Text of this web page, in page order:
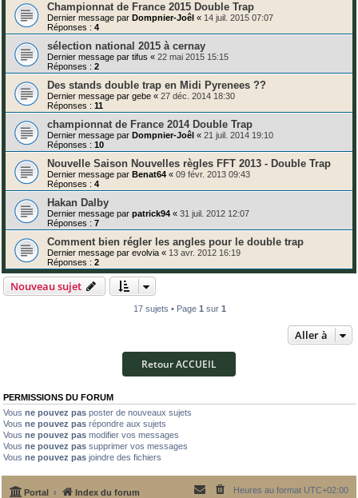
Championnat de France 2015 Double Trap
Dernier message par Dompnier-Joêl « 14 juil. 2015 07:07
Réponses : 4
sélection national 2015 à cernay
Dernier message par tifus « 22 mai 2015 15:15
Réponses : 2
Des stands double trap en Midi Pyrenees ??
Dernier message par gebe « 27 déc. 2014 18:30
Réponses : 11
championnat de France 2014 Double Trap
Dernier message par Dompnier-Joêl « 21 juil. 2014 19:10
Réponses : 10
Nouvelle Saison Nouvelles règles FFT 2013 - Double Trap
Dernier message par Benat64 « 09 févr. 2013 09:43
Réponses : 4
Hakan Dalby
Dernier message par patrick94 « 31 juil. 2012 12:07
Réponses : 7
Comment bien régler les angles pour le double trap
Dernier message par evolvia « 13 avr. 2012 16:19
Réponses : 2
Nouveau sujet
17 sujets • Page 1 sur 1
Aller à
Retour ACCUEIL
PERMISSIONS DU FORUM
Vous ne pouvez pas poster de nouveaux sujets
Vous ne pouvez pas répondre aux sujets
Vous ne pouvez pas modifier vos messages
Vous ne pouvez pas supprimer vos messages
Vous ne pouvez pas joindre des fichiers
Portal Index du forum Heures au format UTC+02:00